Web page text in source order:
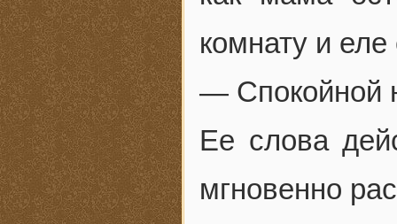
комнату и
— Спокойной
Ее слова
мгновенно